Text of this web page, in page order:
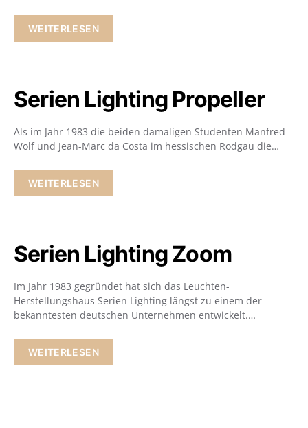
WEITERLESEN
Serien Lighting Propeller
Als im Jahr 1983 die beiden damaligen Studenten Manfred
Wolf und Jean-Marc da Costa im hessischen Rodgau die…
WEITERLESEN
Serien Lighting Zoom
Im Jahr 1983 gegründet hat sich das Leuchten-
Herstellungshaus Serien Lighting längst zu einem der
bekanntesten deutschen Unternehmen entwickelt.…
WEITERLESEN